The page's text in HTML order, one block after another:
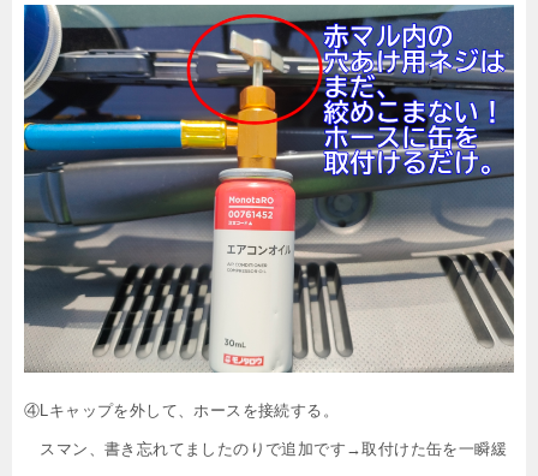
④Lキャップを外して、ホースを接続する。
スマン、書き忘れてましたのりで追加です→取付けた缶を一瞬緩